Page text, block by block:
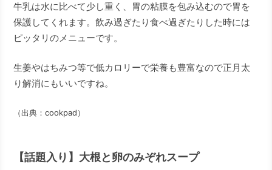
牛乳は水に比べて少し重く、胃の粘膜を包み込むので胃を
保護してくれます。飲み過ぎたり食べ過ぎたりした時には
ピッタリのメニューです。
生姜やはちみつ等で低カロリーで栄養も豊富なので正月太
り解消にもいいですね。
（出典：cookpad）
【話題入り】大根と卵のみぞれスープ